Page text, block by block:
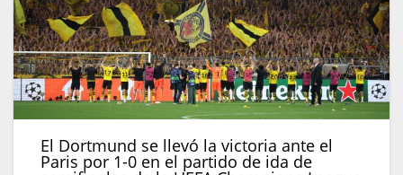
El Dortmund se llevó la victoria ante el
Paris por 1-0 en el partido de ida de